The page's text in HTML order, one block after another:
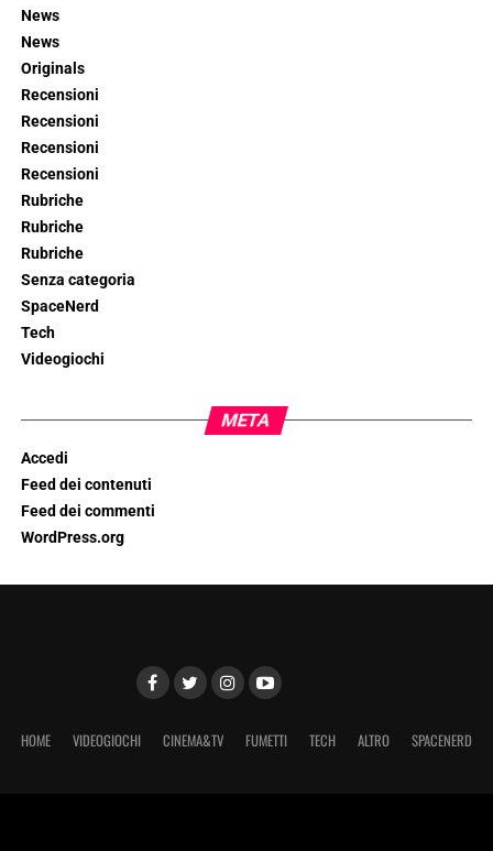
News
News
Originals
Recensioni
Recensioni
Recensioni
Recensioni
Rubriche
Rubriche
Rubriche
Senza categoria
SpaceNerd
Tech
Videogiochi
META
Accedi
Feed dei contenuti
Feed dei commenti
WordPress.org
HOME VIDEOGIOCHI CINEMA&TV FUMETTI TECH ALTRO SPACENERD